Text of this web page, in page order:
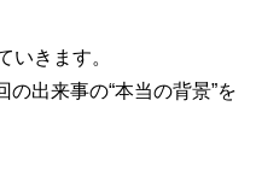
いきます。
の出来事の“本当の背景”を